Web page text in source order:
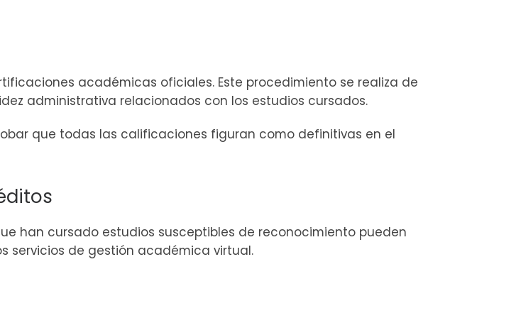
académicas oficiales. Este procedimiento se realiza de
administrativa relacionados con los estudios cursados.
que todas las calificaciones figuran como definitivas en el
han cursado estudios susceptibles de reconocimiento pueden
servicios de gestión académica virtual.